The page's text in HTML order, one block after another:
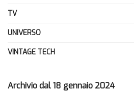
TV
UNIVERSO
VINTAGE TECH
Archivio dal 18 gennaio 2024